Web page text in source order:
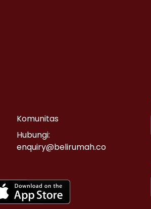
Komunitas
Hubungi:
enquiry@belirumah.co